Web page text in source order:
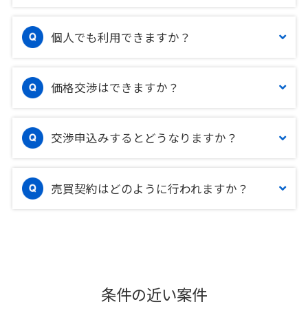
個人でも利用できますか？
価格交渉はできますか？
交渉申込みするとどうなりますか？
売買契約はどのように行われますか？
条件の近い案件